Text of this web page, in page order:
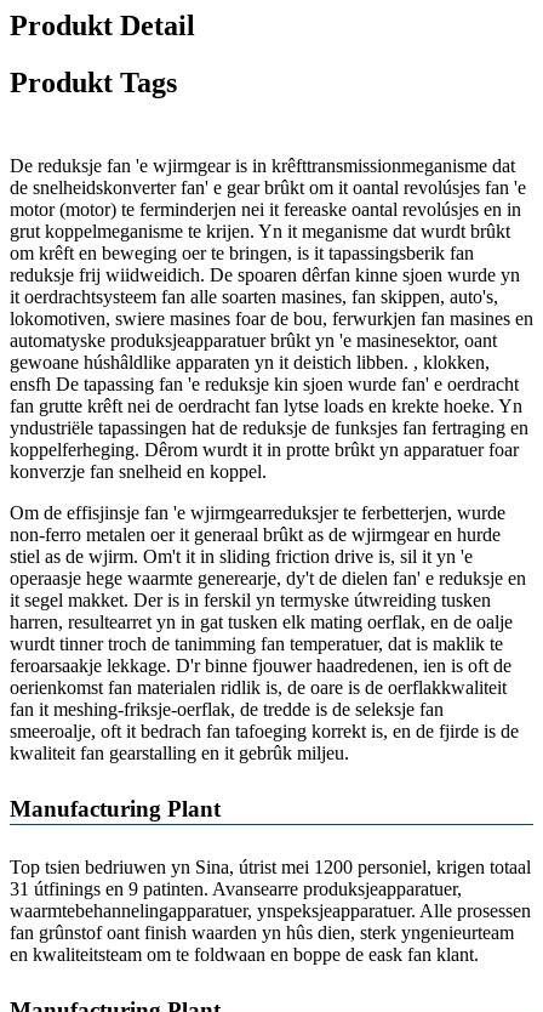
Produkt Detail
Produkt Tags
De reduksje fan 'e wjirmgear is in krêfttransmissionmeganisme dat
de snelheidskonverter fan' e gear brûkt om it oantal revolúsjes fan 'e
motor (motor) te ferminderjen nei it fereaske oantal revolúsjes en in
grut koppelmeganisme te krijen. Yn it meganisme dat wurdt brûkt
om krêft en beweging oer te bringen, is it tapassingsberik fan
reduksje frij wiidweidich. De spoaren dêrfan kinne sjoen wurde yn
it oerdrachtsysteem fan alle soarten masines, fan skippen, auto's,
lokomotiven, swiere masines foar de bou, ferwurkjen fan masines en
automatyske produksjeapparatuer brûkt yn 'e masinesektor, oant
gewoane húshâldlike apparaten yn it deistich libben. , klokken,
ensfh De tapassing fan 'e reduksje kin sjoen wurde fan' e oerdracht
fan grutte krêft nei de oerdracht fan lytse loads en krekte hoeke. Yn
yndustriële tapassingen hat de reduksje de funksjes fan fertraging en
koppelferheging. Dêrom wurdt it in protte brûkt yn apparatuer foar
konverzje fan snelheid en koppel.
Om de effisjinsje fan 'e wjirmgearreduksjer te ferbetterjen, wurde
non-ferro metalen oer it generaal brûkt as de wjirmgear en hurde
stiel as de wjirm. Om't it in sliding friction drive is, sil it yn 'e
operaasje hege waarmte generearje, dy't de dielen fan' e reduksje en
it segel makket. Der is in ferskil yn termyske útwreiding tusken
harren, resultearret yn in gat tusken elk mating oerflak, en de oalje
wurdt tinner troch de tanimming fan temperatuer, dat is maklik te
feroarsaakje lekkage. D'r binne fjouwer haadredenen, ien is oft de
oerienkomst fan materialen ridlik is, de oare is de oerflakkwaliteit
fan it meshing-friksje-oerflak, de tredde is de seleksje fan
smeeroalje, oft it bedrach fan tafoeging korrekt is, en de fjirde is de
kwaliteit fan gearstalling en it gebrûk miljeu.
Manufacturing Plant
Top tsien bedriuwen yn Sina, útrist mei 1200 personiel, krigen totaal
31 útfinings en 9 patinten. Avansearre produksjeapparatuer,
waarmtebehannelingapparatuer, ynspeksjeapparatuer. Alle prosessen
fan grûnstof oant finish waarden yn hûs dien, sterk yngenieurteam
en kwaliteitsteam om te foldwaan en boppe de eask fan klant.